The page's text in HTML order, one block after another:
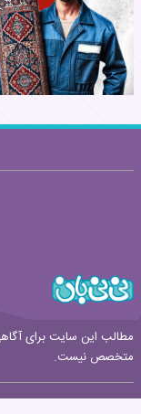
نظر:
مطالب این سایت برای
متخصص نیست.